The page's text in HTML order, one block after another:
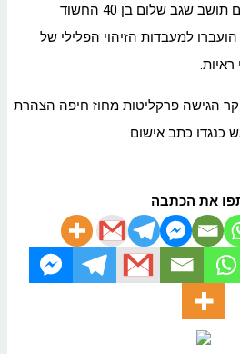
שוטרי תחנת נשר עצרו במקום תושב שגב שלום בן 40 החשוד
למעבדות הזיהוי הפלילי של
הגישה פרקליטות מחוז חיפה הצהרת
כנגדו כתב אישום.
את הכתבה